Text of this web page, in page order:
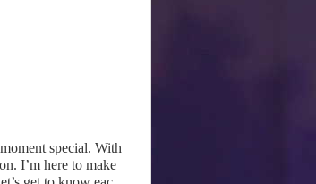
special. With
I’m here to make